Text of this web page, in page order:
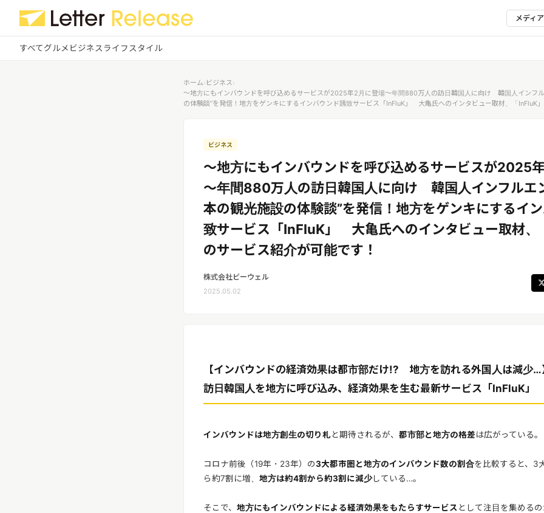
メディ
すべてグルメ ビジネス ライフスタイル
ホーム› ビジネス›
～地方にもインバウンドを呼び込めるサービスが2025年2月に登場～年間880万人の訪日韓国人に向け 韓国人インフ
の体験談”を発信！地方をゲンキにするインバウンド誘致サービス「InFluK」 大亀氏へのインタビュー取材、「InFluK
ビジネス
～地方にもインバウンドを呼び込めるサービスが2025
～年間880万人の訪日韓国人に向け 韓国人インフルエ
本の観光施設の体験談”を発信！地方をゲンキにするイ
致サービス「InFluK」 大亀氏へのインタビュー取材、
のサービス紹介が可能です！
株式会社ビーウェル
2025.05.02
【インバウンドの経済効果は都市部だけ!? 地方を訪れる外国人は減少…
訪日韓国人を地方に呼び込み、経済効果を生む最新サービス「InFluK」
インバウンドは地方創生の切り札と期待されるが、 都市部と地方の格差は広がっている。
コロナ前後（19年・23年）の3大都市圏と地方のインバウンド数の割合を比較すると、3
ら約7割に増、 地方は約4割から約3割に減少している…。
そこで、 地方にもインバウンドによる経済効果をもたらすサービス として注目を集める